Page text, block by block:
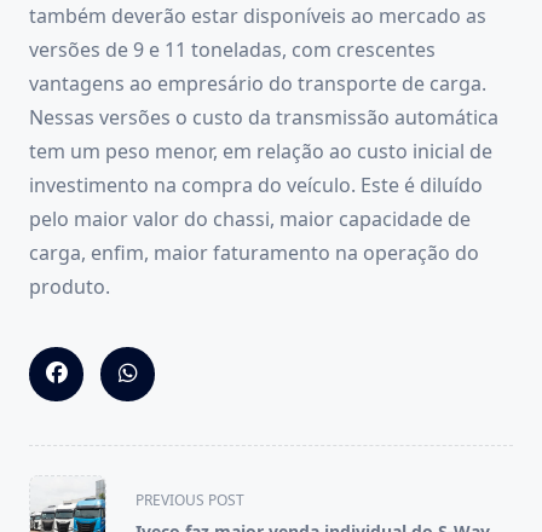
também deverão estar disponíveis ao mercado as
versões de 9 e 11 toneladas, com crescentes
vantagens ao empresário do transporte de carga.
Nessas versões o custo da transmissão automática
tem um peso menor, em relação ao custo inicial de
investimento na compra do veículo. Este é diluído
pelo maior valor do chassi, maior capacidade de
carga, enfim, maior faturamento na operação do
produto.
<span
class="nav-
PREVIOUS POST